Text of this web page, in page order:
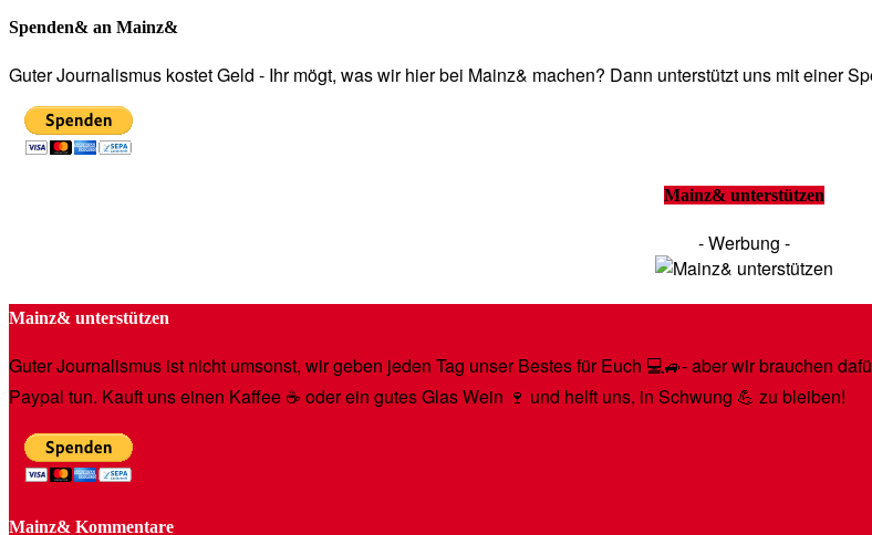
Spenden& an Mainz&
Guter Journalismus kostet Geld - Ihr mögt, was wir hier bei Mainz& machen? Dann unterstützt uns mit einer
Mainz& unterstützen
- Werbung -
Mainz& unterstützen
Guter Journalismus ist nicht umsonst, wir geben jeden Tag unser Bestes für Euch 💻🚙- aber wir brauchen
Paypal tun. Kauft uns einen Kaffee ☕️ oder ein gutes Glas Wein 🍷 und helft uns, in Schwung 💪 zu bleiben!
Mainz& Kommentare